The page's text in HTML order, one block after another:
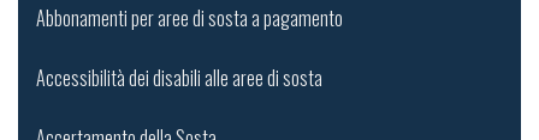
Abbonamenti per aree di sosta a pagamento
Accessibilità dei disabili alle aree di sosta